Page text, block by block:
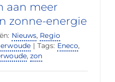
aan meer
zonne-energie
Nieuws, Regio
| Tags: Eneco,
,zon